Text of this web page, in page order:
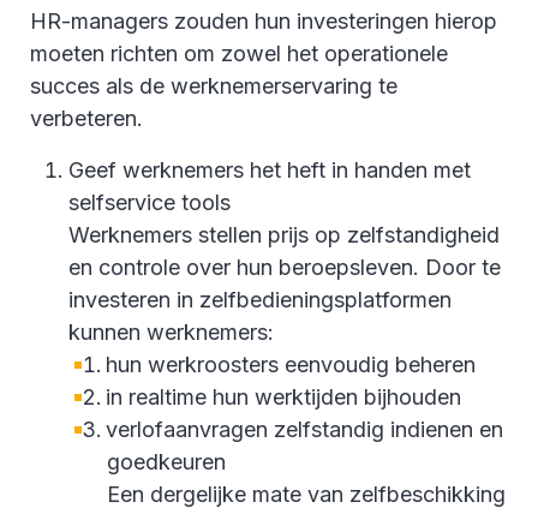
HR-managers zouden hun investeringen hierop
moeten richten om zowel het operationele
succes als de werknemerservaring te
verbeteren.
Geef werknemers het heft in handen met
selfservice tools
Werknemers stellen prijs op zelfstandigheid
en controle over hun beroepsleven. Door te
investeren in zelfbedieningsplatformen
kunnen werknemers:
hun werkroosters eenvoudig beheren
in realtime hun werktijden bijhouden
verlofaanvragen zelfstandig indienen en
goedkeuren
Een dergelijke mate van zelfbeschikking